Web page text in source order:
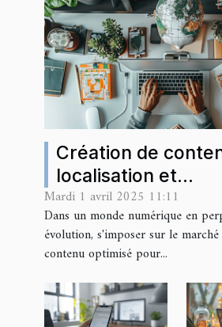
Création de
localisation et
personnalisation
conquérir votre
Mardi 1 avril 2025 11:11
Dans un monde numérique en
évolution, s'imposer sur le
contenu optimisé pour...